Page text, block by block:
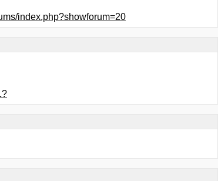
index.php?showforum=20